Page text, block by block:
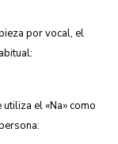
por vocal, el
el «Na» como